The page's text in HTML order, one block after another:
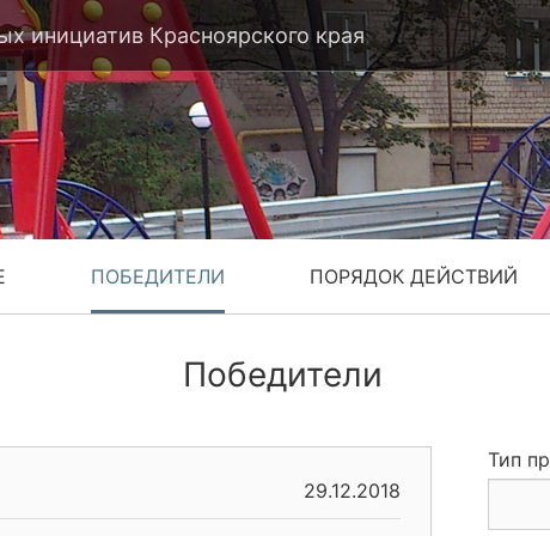
инициатив Красноярского края
ПОБЕДИТЕЛИ ПОРЯДОК ДЕЙСТВИЙ
Победители
29.12.2018
Тип